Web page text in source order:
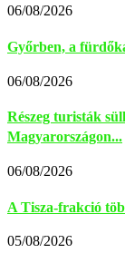
06/08/2026
Győrben, a
06/08/2026
Részeg turisták
Magyarországon...
06/08/2026
A Tisza-frakció
05/08/2026